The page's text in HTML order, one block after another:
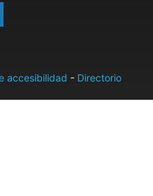
accesibilidad - Directorio